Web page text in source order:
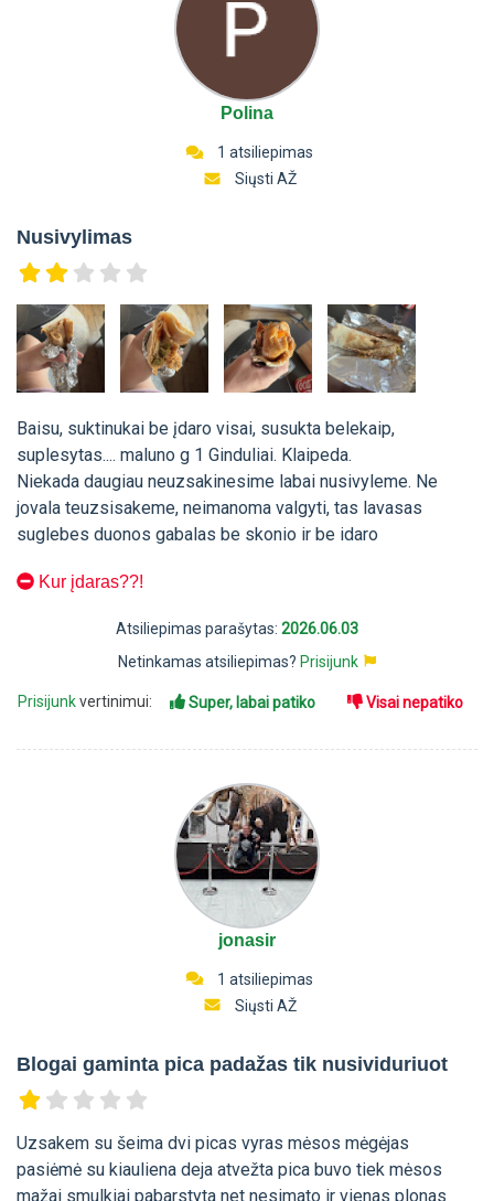
Polina
1 atsiliepimas
Siųsti AŽ
Nusivylimas
Baisu, suktinukai be įdaro visai, susukta belekaip,
suplesytas.... maluno g 1 Ginduliai. Klaipeda.
Niekada daugiau neuzsakinesime labai nusivyleme. Ne
jovala teuzsisakeme, neimanoma valgyti, tas lavasas
suglebes duonos gabalas be skonio ir be idaro
Kur įdaras??!
Atsiliepimas parašytas: 2026.06.03
Netinkamas atsiliepimas? Prisijunk
Prisijunkvertinimui: Super, labai patiko Visai nepatiko
jonasir
1 atsiliepimas
Siųsti AŽ
Blogai gaminta pica padažas tik nusividuriuot
Uzsakem su šeima dvi picas vyras mėsos mėgėjas
pasiėmė su kiauliena deja atvežta pica buvo tiek mėsos
mažai smulkiai pabarstyta net nesimato ir vienas plonas